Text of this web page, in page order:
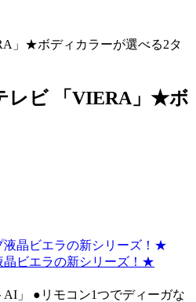
」★ボディカラーが選べる2タ
レビ 「VIERA」★ボ
晶ビエラの新シリーズ！★
AI」 ●リモコン1つでディーガな